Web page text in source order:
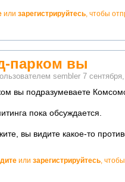
или зарегистрируйтесь, чтобы
парком вы
sembler 7
вы подразумеваете
пока обсуждается.
вы видите какое-то
или зарегистрируйтесь,